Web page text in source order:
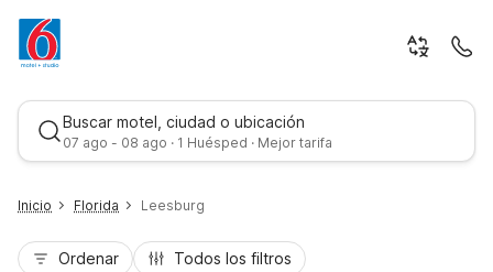
Buscar motel, ciudad o ubicación
07 ago - 08 ago · 1 Huésped · Mejor tarifa
Inicio Florida Leesburg
Ordenar Todos los filtros